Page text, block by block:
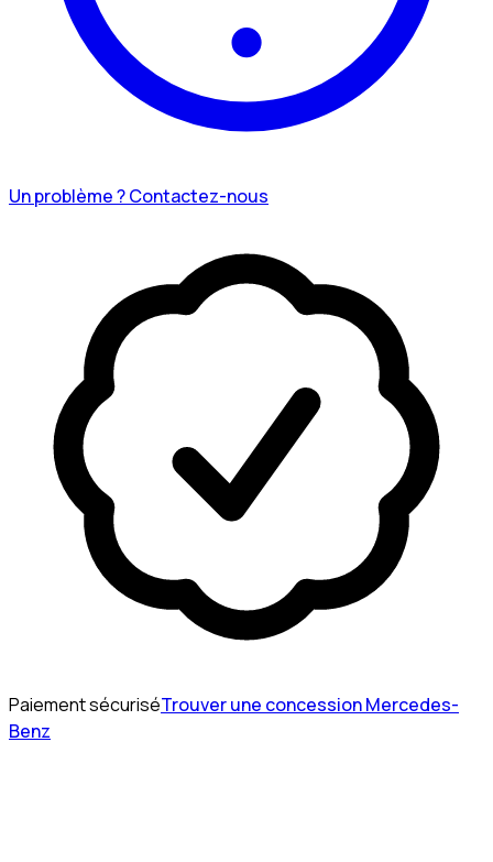
Un problème ? Contactez-nous
Paiement sécuriséTrouver une concession Mercedes-
Benz